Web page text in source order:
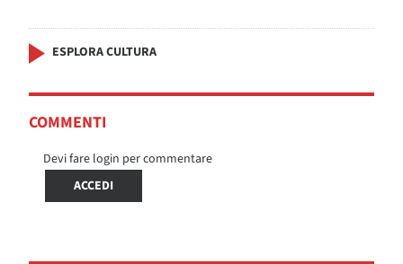
ESPLORA CULTURA
COMMENTI
Devi fare login per commentare
ACCEDI